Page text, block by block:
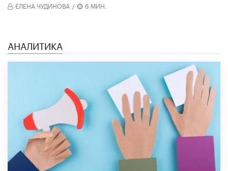
ЕЛЕНА ЧУДИНОВА / 6 МИН.
АНАЛИТИКА